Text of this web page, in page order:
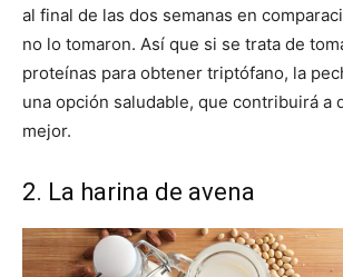
al final de las dos semanas en
no lo tomaron. Así que si se trata de
proteínas para obtener triptófano, la
una opción saludable, que contribuirá a
mejor.
2. La harina de avena